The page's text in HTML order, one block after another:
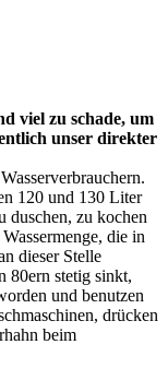
viel zu schade, um
unser direkter
120 und 130 Liter
duschen, zu kochen
die in
dieser Stelle
80ern stetig sinkt,
und benutzen
drücken
beim